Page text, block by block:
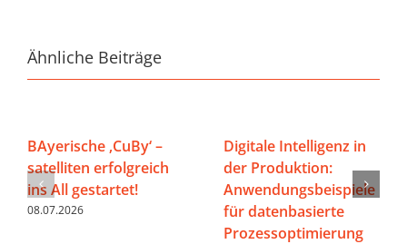
Ähnliche Beiträge
BAyerische ‚CuBy‘ –
satelliten erfolgreich
ins All gestartet!
08.07.2026
Digitale Intelligenz in
der Produktion:
Anwendungsbeispiele
für datenbasierte
Prozessoptimierung